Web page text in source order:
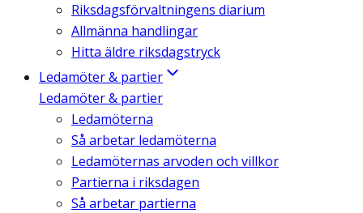
Riksdagsförvaltningens diarium
Allmänna handlingar
Hitta äldre riksdagstryck
Ledamöter & partier
Ledamöter & partier
Ledamöterna
Så arbetar ledamöterna
Ledamöternas arvoden och villkor
Partierna i riksdagen
Så arbetar partierna